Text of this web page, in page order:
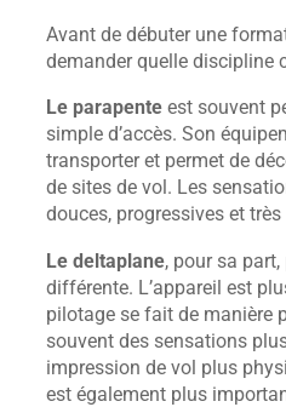
Avant de débuter une
demander quelle discipline
Le parapente est souvent
simple d’accès. Son
transporter et permet de
de sites de vol. Les
douces, progressives et
Le deltaplane, pour sa
différente. L’appareil est
pilotage se fait de manière
souvent des sensations
impression de vol plus
est également plus